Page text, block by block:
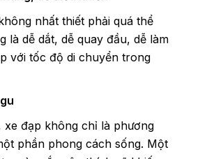
nhất thiết phải quá thể
là dễ dắt, dễ quay đầu, dễ làm
với tốc độ di chuyển trong
xe đạp không chỉ là phương
phần phong cách sống. Một